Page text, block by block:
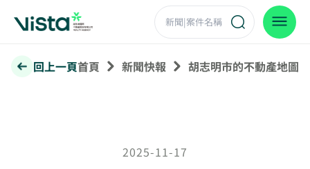
回上一頁首頁 新聞快報 胡志明市的不動產地圖
2025-11-17